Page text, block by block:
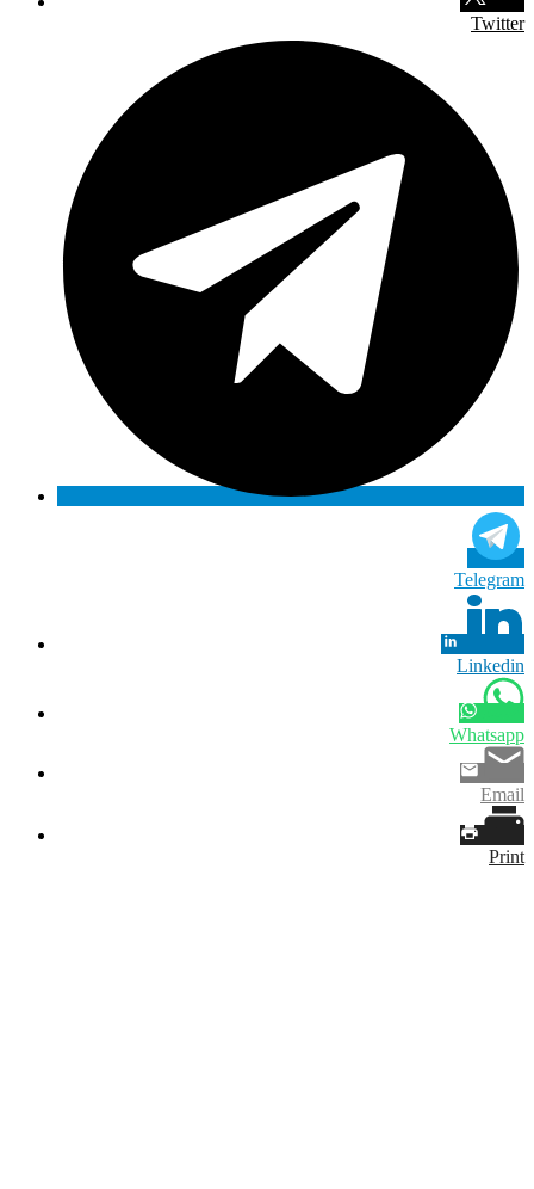
Twitter
Telegram
Linkedin
Whatsapp
Email
Print